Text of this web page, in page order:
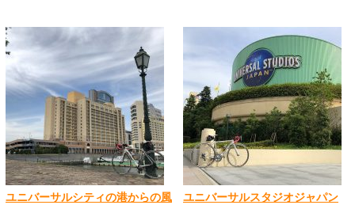
ユニバーサルシティの港からの風
ユニバーサルスタジオジャパン